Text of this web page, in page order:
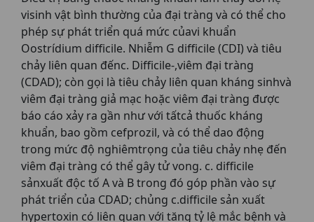
visinh vật bình thường của đại tràng và có thể cho
phép sự phát triển quá mức củavi khuẩn
Oostrídium difficile. Nhiễm G difficile (CDI) và tiêu
chảy liên quan đếnc. Difficile-,viêm đại tràng
(CDAD); còn gọi là tiêu chảy liên quan kháng sinhvà
viêm đại tràng giả mạc hoặc viêm đại tràng được
báo cáo xảy ra gần như với tấtcả thuốc kháng
khuẩn, bao gồm cefprozil, và có thể dao động
trong mức độ nghiêmtrọng của tiêu chảy nhẹ đến
viêm đại tràng có thể gây tử vong. c. difficile
sảnxuất độc tố A và B trong đó góp phần vào sự
phát triển của CDAD; chủng c.difficile sản xuất
hypertoxin có liên quan với tăng tỷ lệ mắc bệnh và